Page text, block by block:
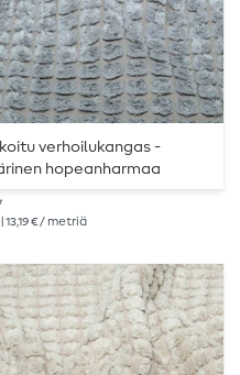
verhoilukangas -
hopeanharmaa
| 13,19 € / metriä